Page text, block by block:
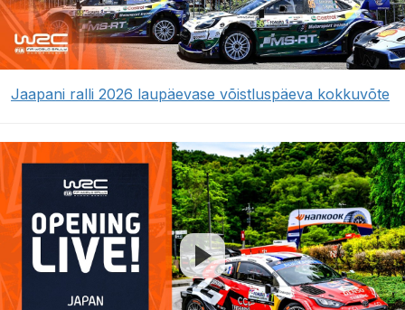
Jaapani ralli 2026 laupäevase võistluspäeva kokkuvõte